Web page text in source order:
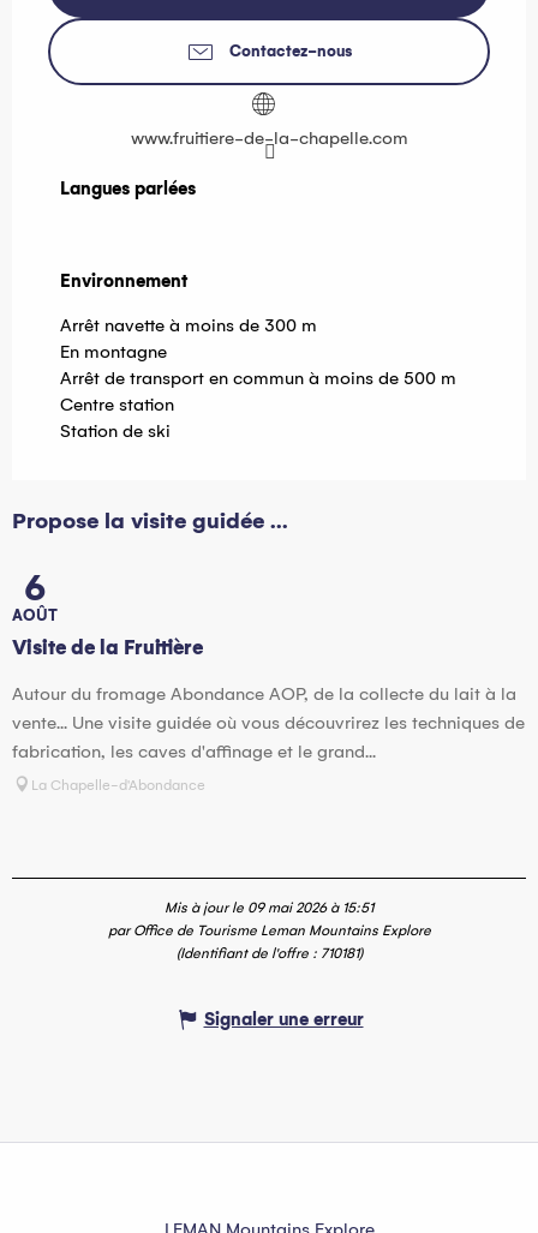
Contactez-nous
www.fruitiere-de-la-chapelle.com
Langues parlées
Langues parlées
Environnement
Environnement
Arrêt navette à moins de 300 m
En montagne
Arrêt de transport en commun à moins de 500 m
Centre station
Station de ski
Propose la visite guidée ...
6
AOÛT
Visite de la Fruitière
Autour du fromage Abondance AOP, de la collecte du lait à la
vente... Une visite guidée où vous découvrirez les techniques de
fabrication, les caves d'affinage et le grand...
La Chapelle-d'Abondance
Mis à jour le 09 mai 2026 à 15:51
par Office de Tourisme Leman Mountains Explore
(Identifiant de l'offre : 710181)
Signaler une erreur